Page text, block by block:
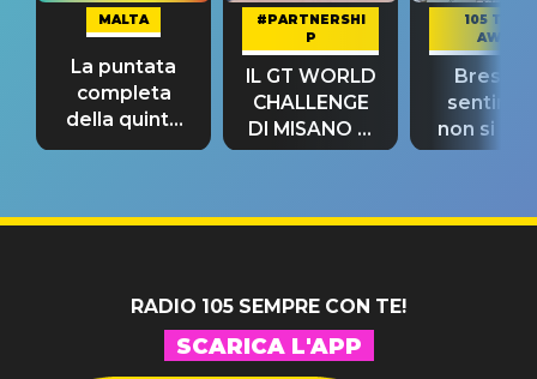
MALTA
La puntata
completa
della quinta
tappa
#PARTNERSHI
P
IL GT WORLD
CHALLENGE
DI MISANO si
riconferma
105 TAKE
AWAY
Bresh:
non si
fino alla
RADIO 105 SEMPRE CON TE!
SCARICA L'APP